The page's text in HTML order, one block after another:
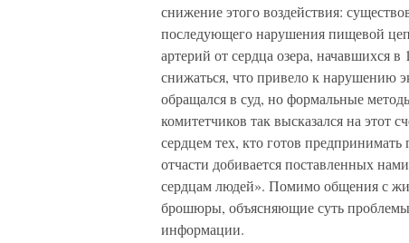
снижение этого воздействия:
последующего нарушения пищевой
артерий от сердца озера, начавшихся
снижаться, что привело к нарушению
обращался в суд, но формальные
комитетчиков так высказался на этот
сердцем тех, кто готов
отчасти добивается поставленных
сердцам людей». Помимо общения с
брошюры, объясняющие суть
информации.